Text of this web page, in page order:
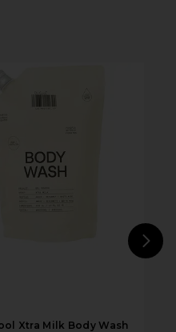
Xtra Milk Body Wash